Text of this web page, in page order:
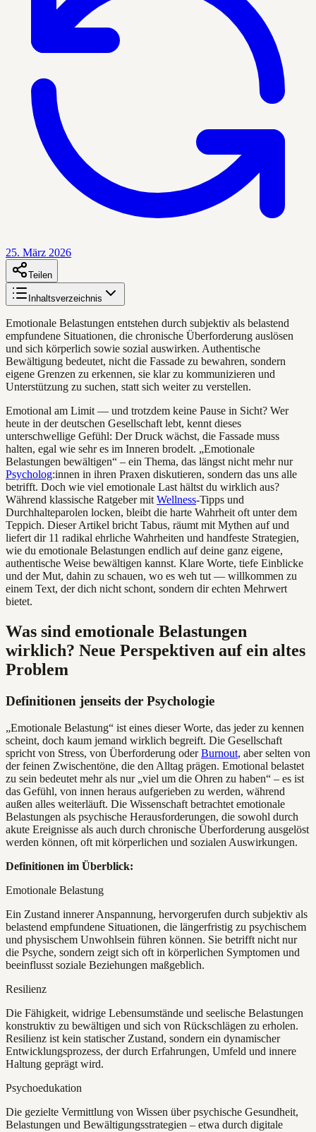
25. März 2026
Teilen
Inhaltsverzeichnis
Emotionale Belastungen entstehen durch subjektiv als belastend
empfundene Situationen, die chronische Überforderung auslösen
und sich körperlich sowie sozial auswirken. Authentische
Bewältigung bedeutet, nicht die Fassade zu bewahren, sondern
eigene Grenzen zu erkennen, sie klar zu kommunizieren und
Unterstützung zu suchen, statt sich weiter zu verstellen.
Emotional am Limit — und trotzdem keine Pause in Sicht? Wer
heute in der deutschen Gesellschaft lebt, kennt dieses
unterschwellige Gefühl: Der Druck wächst, die Fassade muss
halten, egal wie sehr es im Inneren brodelt. „Emotionale
Belastungen bewältigen“ – ein Thema, das längst nicht mehr nur
Psycholog:innen in ihren Praxen diskutieren, sondern das uns alle
betrifft. Doch wie viel emotionale Last hältst du wirklich aus?
Während klassische Ratgeber mit Wellness-Tipps und
Durchhalteparolen locken, bleibt die harte Wahrheit oft unter dem
Teppich. Dieser Artikel bricht Tabus, räumt mit Mythen auf und
liefert dir 11 radikal ehrliche Wahrheiten und handfeste Strategien,
wie du emotionale Belastungen endlich auf deine ganz eigene,
authentische Weise bewältigen kannst. Klare Worte, tiefe Einblicke
und der Mut, dahin zu schauen, wo es weh tut — willkommen zu
einem Text, der dich nicht schont, sondern dir echten Mehrwert
bietet.
Was sind emotionale Belastungen
wirklich? Neue Perspektiven auf ein altes
Problem
Definitionen jenseits der Psychologie
„Emotionale Belastung“ ist eines dieser Worte, das jeder zu kennen
scheint, doch kaum jemand wirklich begreift. Die Gesellschaft
spricht von Stress, von Überforderung oderBurnout, aber selten von
der feinen Zwischentöne, die den Alltag prägen. Emotional belastet
zu sein bedeutet mehr als nur „viel um die Ohren zu haben“ – es ist
das Gefühl, von innen heraus aufgerieben zu werden, während
außen alles weiterläuft. Die Wissenschaft betrachtet emotionale
Belastungen als psychische Herausforderungen, die sowohl durch
akute Ereignisse als auch durch chronische Überforderung ausgelöst
werden können, oft mit körperlichen und sozialen Auswirkungen.
Definitionen im Überblick:
Emotionale Belastung
Ein Zustand innerer Anspannung, hervorgerufen durch subjektiv als
belastend empfundene Situationen, die längerfristig zu psychischem
und physischem Unwohlsein führen können. Sie betrifft nicht nur
die Psyche, sondern zeigt sich oft in körperlichen Symptomen und
beeinflusst soziale Beziehungen maßgeblich.
Resilienz
Die Fähigkeit, widrige Lebensumstände und seelische Belastungen
konstruktiv zu bewältigen und sich von Rückschlägen zu erholen.
Resilienz ist kein statischer Zustand, sondern ein dynamischer
Entwicklungsprozess, der durch Erfahrungen, Umfeld und innere
Haltung geprägt wird.
Psychoedukation
Die gezielte Vermittlung von Wissen über psychische Gesundheit,
Belastungen und Bewältigungsstrategien – etwa durch digitale